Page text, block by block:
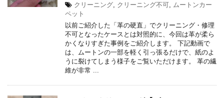
クリーニング クリーニング不可
ムートンカー
ペット
以前ご紹介した「革の硬直」でクリーニング・修理
不可となったケースとは対照的に、今回は革が柔ら
かくなりすぎた事例をご紹介します。 下記動画で
は、ムートンの一部を軽く引っ張るだけで、紙のよ
うに裂けてしまう様子をご覧いただけます。 革の繊
維が非常 ...